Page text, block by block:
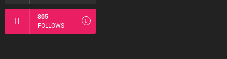
805
FOLLOWS